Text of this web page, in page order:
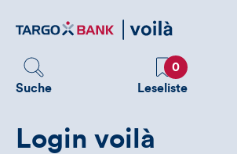
zum
Suche
Favoriten
0
Leseliste
Login voilà